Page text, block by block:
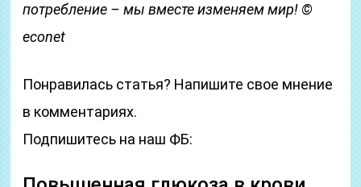
потребление – мы вместе изменяем мир! ©
econet
Понравилась статья? Напишите свое мнение
в комментариях.
Подпишитесь на наш ФБ: